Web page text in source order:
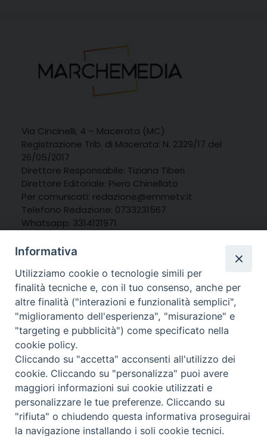
Via Cincinelli, 4 – Macerata (MC)
Registrazione Trib. di Macerata: N. 2329/17 del
26/05/2017
Direttore Responsabile: Tiziana Tiberi
Direttore Editoriale: Piero Chinellato
Per comunicati: redazione@emmetv.it
Telefono Redazione: 0733231567
Whatsapp: 3314121971
© 2025 MarcheMedia s.c. – Via Cincinelli 4 – 62100
Macerata
Informativa
Utilizziamo cookie o tecnologie simili per
finalità tecniche e, con il tuo consenso, anche per
altre finalità ("interazioni e funzionalità semplici",
"miglioramento dell'esperienza", "misurazione" e
"targeting e pubblicità") come specificato nella
cookie policy.
Cliccando su "accetta" acconsenti all'utilizzo dei
cookie. Cliccando su "personalizza" puoi avere
maggiori informazioni sui cookie utilizzati e
personalizzare le tue preferenze. Cliccando su
"rifiuta" o chiudendo questa informativa proseguirai
la navigazione installando i soli cookie tecnici.